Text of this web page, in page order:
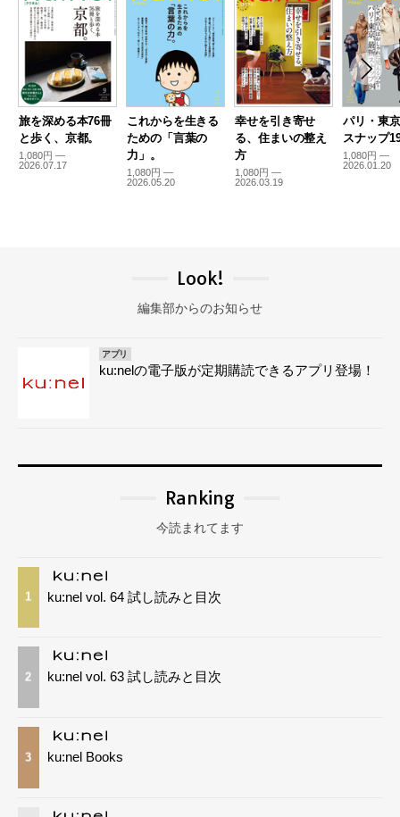
旅を深める本76冊
と歩く、京都。
1,080円 —
2026.07.17
これからを生きる
ための「言葉の
力」。
1,080円 —
2026.05.20
幸せを引き寄せ
る、住まいの整え
方
1,080円 —
2026.03.19
パリ・東
スナップ
1,080円 —
2026.01.20
Look!
編集部からのお知らせ
アプリ
ku:nelの電子版が定期購読できるアプリ登場！
Ranking
今読まれてます
1 ku:nel vol. 64 試し読みと目次
2 ku:nel vol. 63 試し読みと目次
3 ku:nel Books